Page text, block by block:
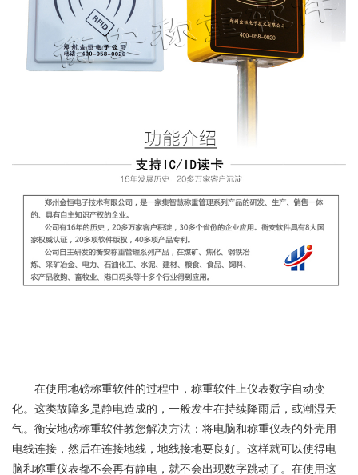
在使用地磅称重软件的过程中，称重软件上仪表数字自动变
化。这类故障多是静电造成的，一般发生在持续降雨后，或潮湿天
气。衡安地磅称重软件教您解决方法：将电脑和称重仪表的外壳用
电线连接，然后在连接地线，地线接地要良好。这样就可以使得电
脑和称重仪表都不会再有静电，就不会出现数字跳动了。在使用这